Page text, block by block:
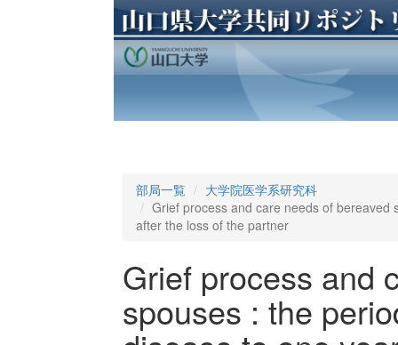
部局一覧
大学院医学系研究科
Grief process and care needs of
after the loss of the partner
Grief process and
spouses : the